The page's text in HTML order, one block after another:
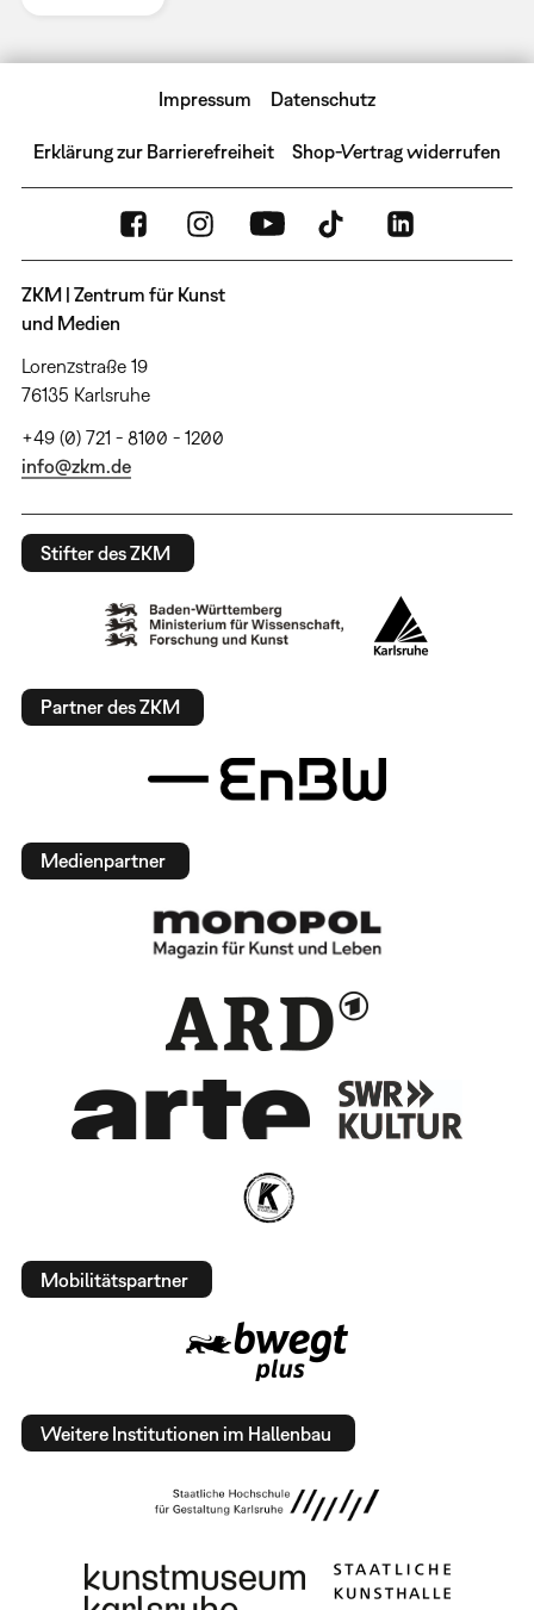
Impressum Datenschutz
Erklärung zur Barrierefreiheit Shop-Vertrag widerrufen
ZKM | Zentrum für Kunst
und Medien
Lorenzstraße 19
76135 Karlsruhe
+49 (0) 721 - 8100 - 1200
info@zkm.de
Stifter des ZKM
Partner des ZKM
Medienpartner
Mobilitätspartner
Weitere Institutionen im Hallenbau